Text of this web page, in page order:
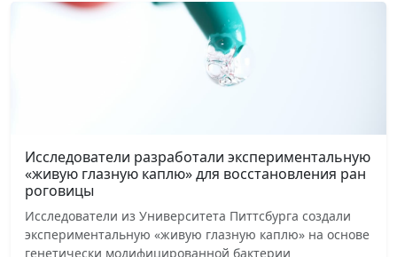
Исследователи разработали экспериментальную
«живую глазную каплю» для восстановления ран
роговицы
Исследователи из Университета Питтсбурга создали
экспериментальную «живую глазную каплю» на основе
генетически модифицированной бактерии